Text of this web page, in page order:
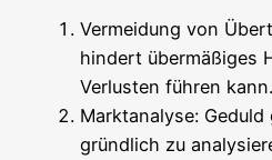
Ver­mei­dung von
hin­dert über­mä­ßi­ges
Ver­lus­ten füh­ren kann.
Markt­ana­ly­se:
gründ­lich zu